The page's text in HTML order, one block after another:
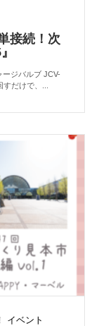
接続！次
ージバルブ JCV-
だけで、...
イベント